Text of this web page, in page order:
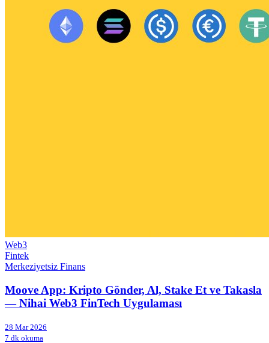
Web3
Fintek
Merkeziyetsiz Finans
Moove App: Kripto Gönder, Al, Stake Et ve Takasla
— Nihai Web3 FinTech Uygulaması
28 Mar 2026
7 dk okuma